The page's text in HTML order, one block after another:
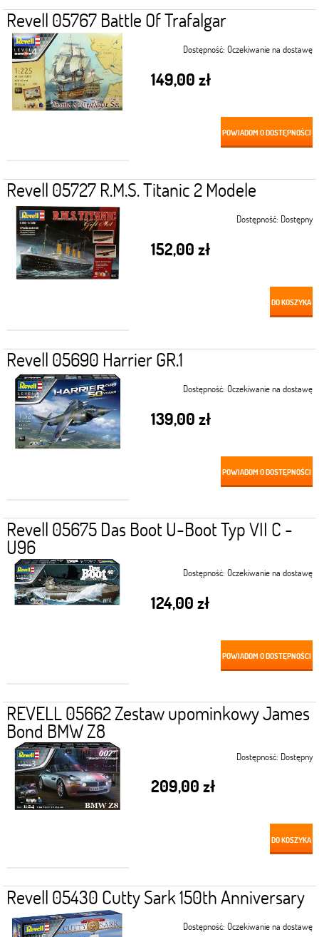
Revell 05767 Battle Of Trafalgar
Dostępność: Oczekiwanie na dostawę
149,00 zł
POWIADOM O DOSTĘPNOŚCI
Revell 05727 R.M.S. Titanic 2 Modele
Dostępność: Dostępny
152,00 zł
DO KOSZYKA
Revell 05690 Harrier GR.1
Dostępność: Oczekiwanie na dostawę
139,00 zł
POWIADOM O DOSTĘPNOŚCI
Revell 05675 Das Boot U-Boot Typ VII C -
U96
Dostępność: Oczekiwanie na dostawę
124,00 zł
POWIADOM O DOSTĘPNOŚCI
REVELL 05662 Zestaw upominkowy James
Bond BMW Z8
Dostępność: Dostępny
209,00 zł
DO KOSZYKA
Revell 05430 Cutty Sark 150th Anniversary
Dostępność: Oczekiwanie na dostawę